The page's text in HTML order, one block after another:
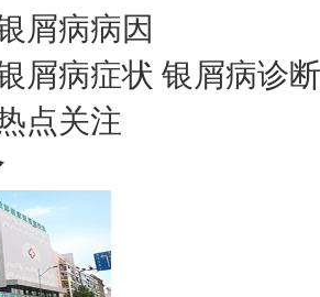
屑病病因
屑病症状 银屑病诊断
点关注